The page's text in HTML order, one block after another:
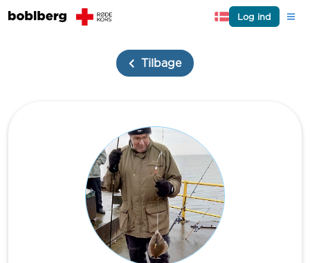
Log ind
Tilbage